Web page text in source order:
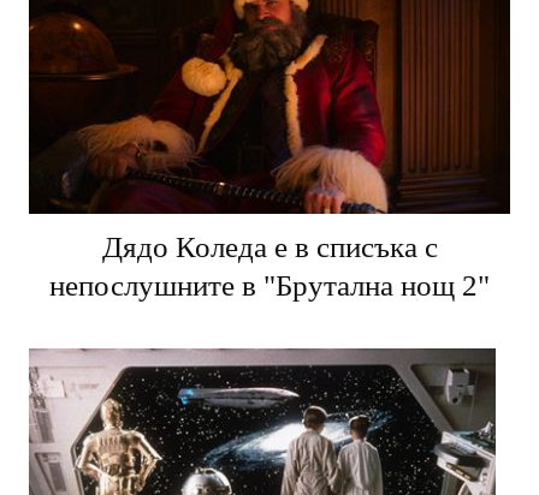
Дядо Коледа е в списъка с
непослушните в "Брутална нощ 2"